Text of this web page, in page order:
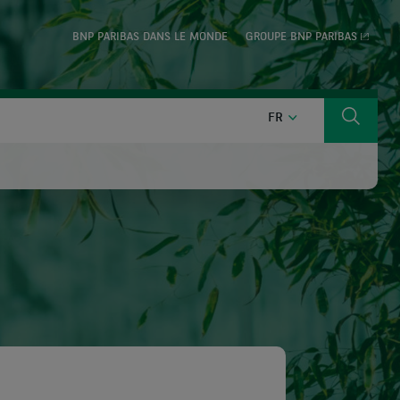
BNP PARIBAS DANS LE MONDE GROUPE BNP PARIBAS
FR FRANÇAIS